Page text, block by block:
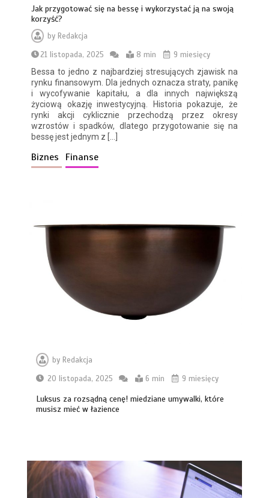
Jak przygotować się na bessę i wykorzystać ją na swoją
korzyść?
byRedakcja
21 listopada, 2025
8 min
9 miesięcy
Bessa to jedno z najbardziej stresujących zjawisk na
rynku finansowym. Dla jednych oznacza straty, panikę
i wycofywanie kapitału, a dla innych największą
życiową okazję inwestycyjną. Historia pokazuje, że
rynki akcji cyklicznie przechodzą przez okresy
wzrostów i spadków, dlatego przygotowanie się na
bessę jest jednym z […]
Biznes Finanse
by Redakcja
20 listopada, 2025
6 min 9 miesięcy
Luksus za rozsądną cenę! miedziane umywalki, które
musisz mieć w łazience